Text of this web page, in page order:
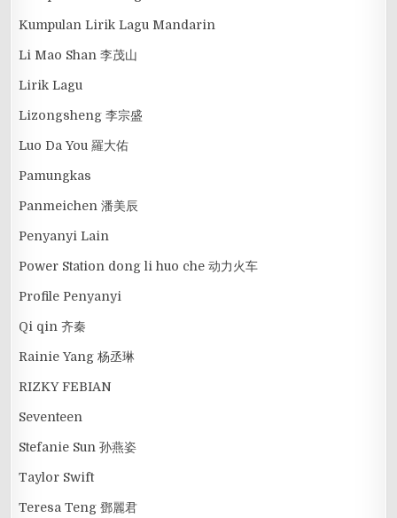
Kumpulan Lirik Lagu Mandarin
Li Mao Shan 李茂山
Lirik Lagu
Lizongsheng 李宗盛
Luo Da You 羅大佑
Pamungkas
Panmeichen 潘美辰
Penyanyi Lain
Power Station dong li huo che 动力火车
Profile Penyanyi
Qi qin 齐秦
Rainie Yang 杨丞琳
RIZKY FEBIAN
Seventeen
Stefanie Sun 孙燕姿
Taylor Swift
Teresa Teng 鄧麗君